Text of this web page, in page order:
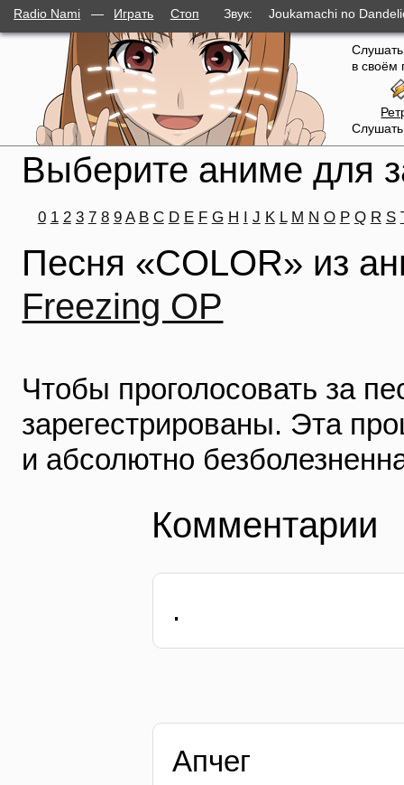
Radio Nami — Играть Стоп Звук:
Joukamachi no
слушателей
в своём
Выберите аниме для
0 1 2 3 7 8 9 A B C D E F G H I J K L M N O P Q R S
Песня «COLOR» из
Freezing OP
Чтобы проголосовать за
зарегестрированы. Эта
и абсолютно
Комментарии
.
Апчег